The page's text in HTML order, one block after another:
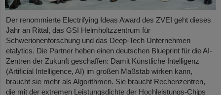
Der renommierte Electrifying Ideas Award des ZVEI geht dieses
Jahr an Rittal, das GSI Helmholtzzentrum für
Schwerionenforschung und das Deep-Tech Unternehmen
etalytics. Die Partner heben einen deutschen Blueprint für die AI-
Zentren der Zukunft geschaffen: Damit Künstliche Intelligenz
(Artificial Intelligence, AI) im großen Maßstab wirken kann,
braucht sie mehr als Algorithmen. Sie braucht Rechenzentren,
die mit der extremen Leistungsdichte der Hochleistungs-Chips